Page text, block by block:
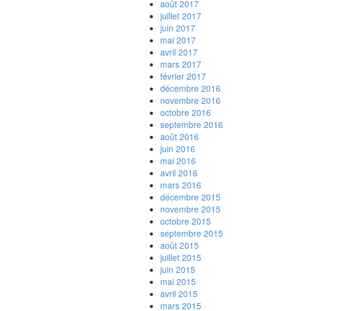
août 2017
juillet 2017
juin 2017
mai 2017
avril 2017
mars 2017
février 2017
décembre 2016
novembre 2016
octobre 2016
septembre 2016
août 2016
juin 2016
mai 2016
avril 2016
mars 2016
décembre 2015
novembre 2015
octobre 2015
septembre 2015
août 2015
juillet 2015
juin 2015
mai 2015
avril 2015
mars 2015